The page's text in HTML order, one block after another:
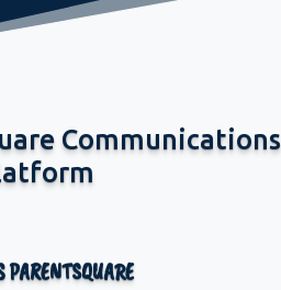
Communications
PARENTSQUARE